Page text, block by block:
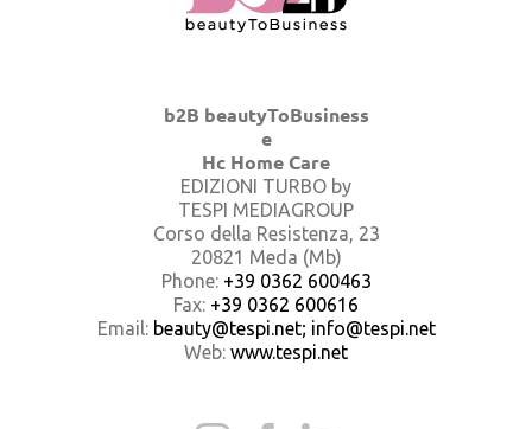
b2B beautyToBusiness
e
Hc Home Care
EDIZIONI TURBO by
TESPI MEDIAGROUP
Corso della Resistenza, 23
20821 Meda (Mb)
Phone: +39 0362 600463
Fax: +39 0362 600616
Email: beauty@tespi.net; info@tespi.net
Web: www.tespi.net